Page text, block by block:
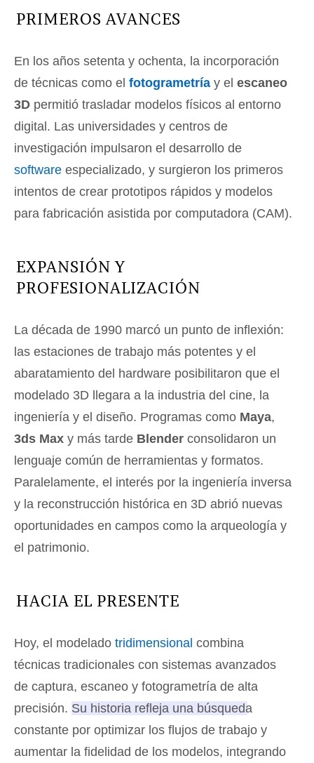
PRIMEROS AVANCES
En los años setenta y ochenta, la incorporación
de técnicas como el fotogrametría y el escaneo
3D permitió trasladar modelos físicos al entorno
digital. Las universidades y centros de
investigación impulsaron el desarrollo de
software especializado, y surgieron los primeros
intentos de crear prototipos rápidos y modelos
para fabricación asistida por computadora (CAM).
EXPANSIÓN Y
PROFESIONALIZACIÓN
La década de 1990 marcó un punto de inflexión:
las estaciones de trabajo más potentes y el
abaratamiento del hardware posibilitaron que el
modelado 3D llegara a la industria del cine, la
ingeniería y el diseño. Programas como Maya,
3ds Max y más tarde Blender consolidaron un
lenguaje común de herramientas y formatos.
Paralelamente, el interés por la ingeniería inversa
y la reconstrucción histórica en 3D abrió nuevas
oportunidades en campos como la arqueología y
el patrimonio.
HACIA EL PRESENTE
Hoy, el modelado tridimensional combina
técnicas tradicionales con sistemas avanzados
de captura, escaneo y fotogrametría de alta
precisión. Su historia refleja una búsqueda
constante por optimizar los flujos de trabajo y
aumentar la fidelidad de los modelos, integrando